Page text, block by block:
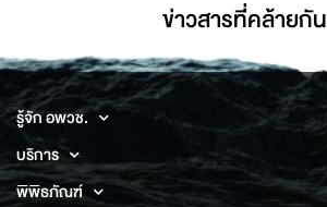
ข่าวสารที่่คล้ายกัน
รู้จัก อพวช.
บริการ
พิพิธภัณฑ์